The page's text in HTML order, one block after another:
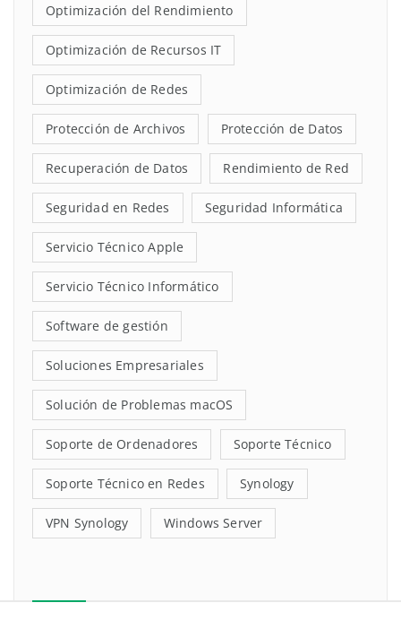
Optimización del Rendimiento
Optimización de Recursos IT
Optimización de Redes
Protección de Archivos Protección de Datos
Recuperación de Datos Rendimiento de Red
Seguridad en Redes Seguridad Informática
Servicio Técnico Apple
Servicio Técnico Informático
Software de gestión
Soluciones Empresariales
Solución de Problemas macOS
Soporte de Ordenadores Soporte Técnico
Soporte Técnico en Redes Synology
VPN Synology Windows Server